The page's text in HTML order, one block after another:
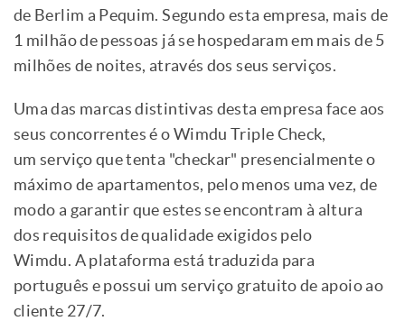
de Berlim a Pequim. Segundo esta empresa, mais de
1 milhão de pessoas já se hospedaram em mais de 5
milhões de noites, através dos seus serviços.
Uma das marcas distintivas desta empresa face aos
seus concorrentes é o Wimdu Triple Check,
um serviço que tenta "checkar" presencialmente o
máximo de apartamentos, pelo menos uma vez, de
modo a garantir que estes se encontram à altura
dos requisitos de qualidade exigidos pelo
Wimdu. A plataforma está traduzida para
português e possui um serviço gratuito de apoio ao
cliente 27/7.